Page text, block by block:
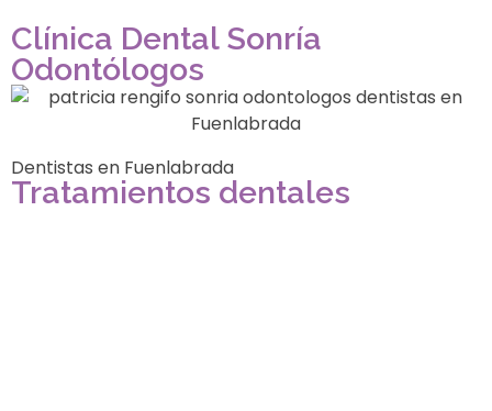
Clínica Dental Sonría
Odontólogos
Dentistas en Fuenlabrada
Tratamientos dentales